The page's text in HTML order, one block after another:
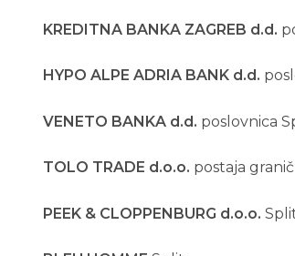
KREDITNA BANKA ZAGREB d.d.
HYPO ALPE ADRIA BANK d.d.
VENETO BANKA d.d. poslovnica
TOLO TRADE d.o.o. postaja
PEEK & CLOPPENBURG d.o.o.